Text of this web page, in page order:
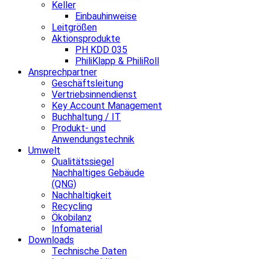
Keller
Einbauhinweise
Leitgrößen
Aktionsprodukte
PH KDD 035
PhiliKlapp & PhiliRoll
Ansprechpartner
Geschäftsleitung
Vertriebsinnendienst
Key Account Management
Buchhaltung / IT
Produkt- und
Anwendungstechnik
Umwelt
Qualitätssiegel
Nachhaltiges Gebäude
(QNG)
Nachhaltigkeit
Recycling
Ökobilanz
Infomaterial
Downloads
Technische Daten